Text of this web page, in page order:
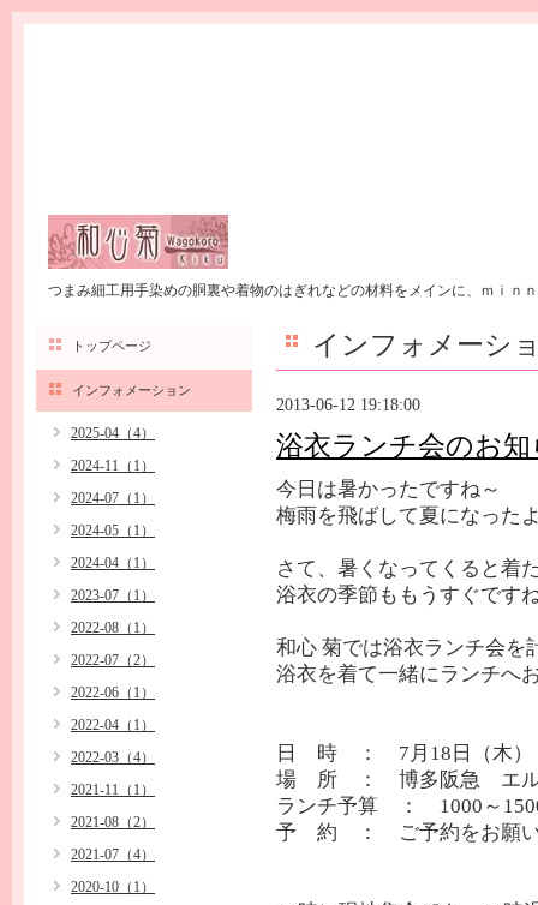
つまみ細工用手染めの胴裏や着物のはぎれなどの材料をメインに、ｍｉｎ
インフォメーシ
2013-06-12 19:18:00
浴衣ランチ会のお知
今日は暑かったですね～
梅雨を飛ばして夏になった
さて、暑くなってくると着
浴衣の季節ももうすぐです
和心 菊では浴衣ランチ会を
浴衣を着て一緒にランチへ
日 時 ： 7月18日（木
場 所 ： 博多阪急 エ
ランチ予算 ： 1000～
予 約 ： ご予約をお願
トップページ
インフォメーション
2025-04（4）
2024-11（1）
2024-07（1）
2024-05（1）
2024-04（1）
2023-07（1）
2022-08（1）
2022-07（2）
2022-06（1）
2022-04（1）
2022-03（4）
2021-11（1）
2021-08（2）
2021-07（4）
2020-10（1）